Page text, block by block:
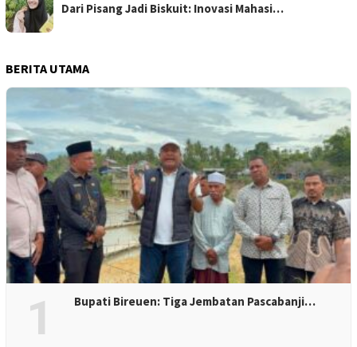
Dari Pisang Jadi Biskuit: Inovasi Mahasi…
BERITA UTAMA
1 Bupati Bireuen: Tiga Jembatan Pascabanji…